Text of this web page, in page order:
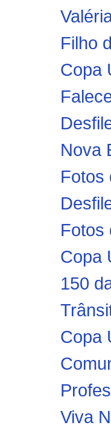
Filho
Copa
Nova
Fotos
Fotos
Copa
150
Copa
Viva